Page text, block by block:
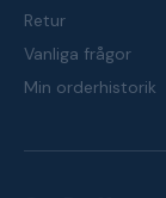
Retur
Vanliga frågor
Min orderhistorik